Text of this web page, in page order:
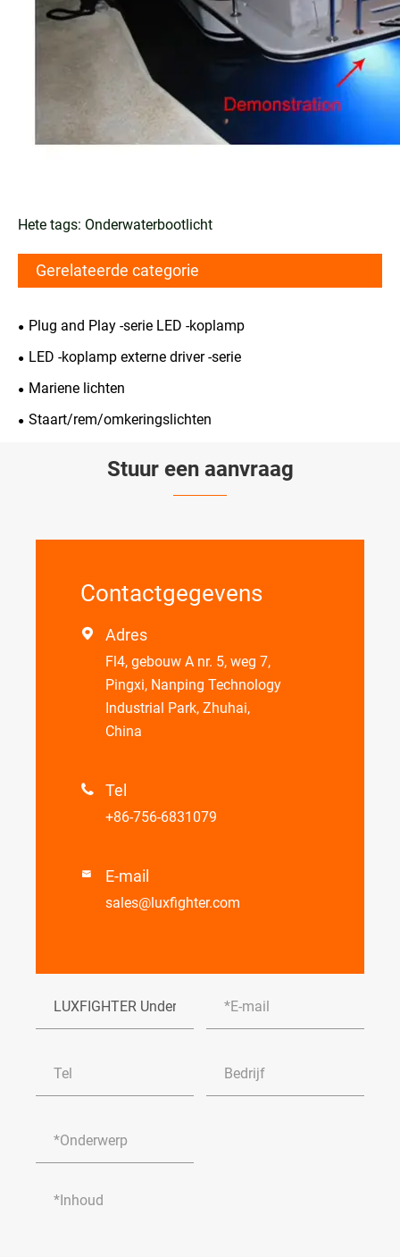
Hete tags: Onderwaterbootlicht
Gerelateerde categorie
Plug and Play -serie LED -koplamp
LED -koplamp externe driver -serie
Mariene lichten
Staart/rem/omkeringslichten
Stuur een aanvraag
Contactgegevens
 Adres
Fl4, gebouw A nr. 5, weg 7,
Pingxi, Nanping Technology
Industrial Park, Zhuhai,
China
 Tel
+86-756-6831079
 E-mail
sales@luxfighter.com